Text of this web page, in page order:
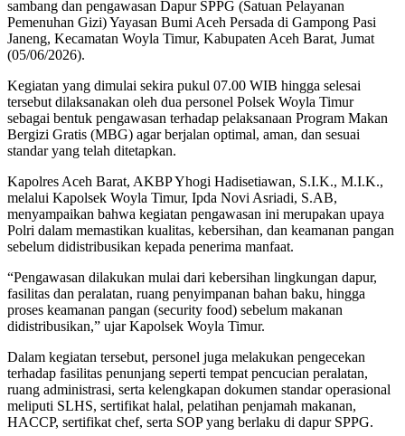
sambang dan pengawasan Dapur SPPG (Satuan Pelayanan
Pemenuhan Gizi) Yayasan Bumi Aceh Persada di Gampong Pasi
Janeng, Kecamatan Woyla Timur, Kabupaten Aceh Barat, Jumat
(05/06/2026).
Kegiatan yang dimulai sekira pukul 07.00 WIB hingga selesai
tersebut dilaksanakan oleh dua personel Polsek Woyla Timur
sebagai bentuk pengawasan terhadap pelaksanaan Program Makan
Bergizi Gratis (MBG) agar berjalan optimal, aman, dan sesuai
standar yang telah ditetapkan.
Kapolres Aceh Barat, AKBP Yhogi Hadisetiawan, S.I.K., M.I.K.,
melalui Kapolsek Woyla Timur, Ipda Novi Asriadi, S.AB,
menyampaikan bahwa kegiatan pengawasan ini merupakan upaya
Polri dalam memastikan kualitas, kebersihan, dan keamanan pangan
sebelum didistribusikan kepada penerima manfaat.
“Pengawasan dilakukan mulai dari kebersihan lingkungan dapur,
fasilitas dan peralatan, ruang penyimpanan bahan baku, hingga
proses keamanan pangan (security food) sebelum makanan
didistribusikan,” ujar Kapolsek Woyla Timur.
Dalam kegiatan tersebut, personel juga melakukan pengecekan
terhadap fasilitas penunjang seperti tempat pencucian peralatan,
ruang administrasi, serta kelengkapan dokumen standar operasional
meliputi SLHS, sertifikat halal, pelatihan penjamah makanan,
HACCP, sertifikat chef, serta SOP yang berlaku di dapur SPPG.